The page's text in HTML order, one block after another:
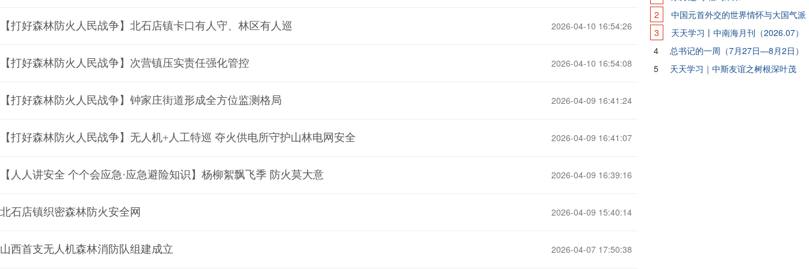
【打好森林防火人民战争】北石店镇卡口有人守、林区有人巡 2026-04-10 16:54:26
【打好森林防火人民战争】次营镇压实责任强化管控 2026-04-10 16:54:08
【打好森林防火人民战争】钟家庄街道形成全方位监测格局 2026-04-09 16:41:24
【打好森林防火人民战争】无人机+人工特巡 夺火供电所守护山林电网安全 2026-04-09 16:41:07
【人人讲安全 个个会应急·应急避险知识】杨柳絮飘飞季 防火莫大意 2026-04-09 16:39:16
北石店镇织密森林防火安全网 2026-04-09 15:40:14
山西首支无人机森林消防队组建成立 2026-04-07 17:50:38
2
中国元首外交的世界情怀与大国气派
3
天天学习丨中南海月刊（2026.07）
4
总书记的一周（7月27日—8月2日）
5
天天学习｜中斯友谊之树根深叶茂